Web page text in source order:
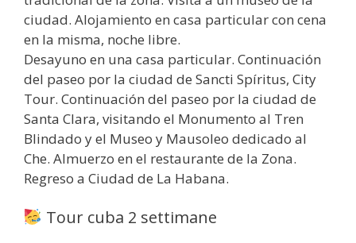
ciudad. Alojamiento en casa particular con cena
en la misma, noche libre.
Desayuno en una casa particular. Continuación
del paseo por la ciudad de Sancti Spíritus, City
Tour. Continuación del paseo por la ciudad de
Santa Clara, visitando el Monumento al Tren
Blindado y el Museo y Mausoleo dedicado al
Che. Almuerzo en el restaurante de la Zona.
Regreso a Ciudad de La Habana.
Tour cuba 2 settimane